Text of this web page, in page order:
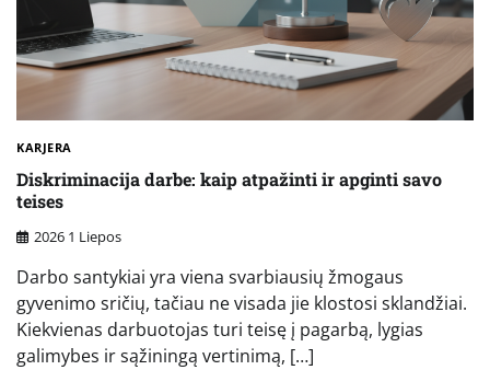
KARJERA
Diskriminacija darbe: kaip atpažinti ir apginti savo
teises
2026 1 Liepos
Darbo santykiai yra viena svarbiausių žmogaus
gyvenimo sričių, tačiau ne visada jie klostosi sklandžiai.
Kiekvienas darbuotojas turi teisę į pagarbą, lygias
galimybes ir sąžiningą vertinimą, […]